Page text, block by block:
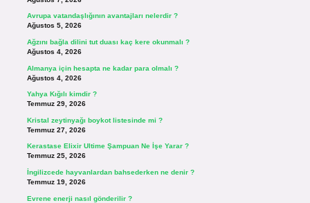
Avrupa vatandaşlığının avantajları nelerdir ?
Ağustos 5, 2026
Ağzını bağla dilini tut duası kaç kere okunmalı ?
Ağustos 4, 2026
Almanya için hesapta ne kadar para olmalı ?
Ağustos 4, 2026
Yahya Kığılı kimdir ?
Temmuz 29, 2026
Kristal zeytinyağı boykot listesinde mi ?
Temmuz 27, 2026
Kerastase Elixir Ultime Şampuan Ne İşe Yarar ?
Temmuz 25, 2026
İngilizcede hayvanlardan bahsederken ne denir ?
Temmuz 19, 2026
Evrene enerji nasıl gönderilir ?